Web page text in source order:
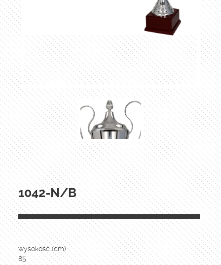
1042-N/B
wysokość (cm)
85